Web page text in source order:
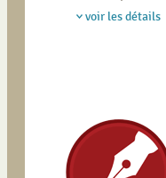
voir les détails